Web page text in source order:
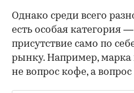
Однако среди всего
есть особая категория
присутствие само по
рынку. Например,
не вопрос кофе, а